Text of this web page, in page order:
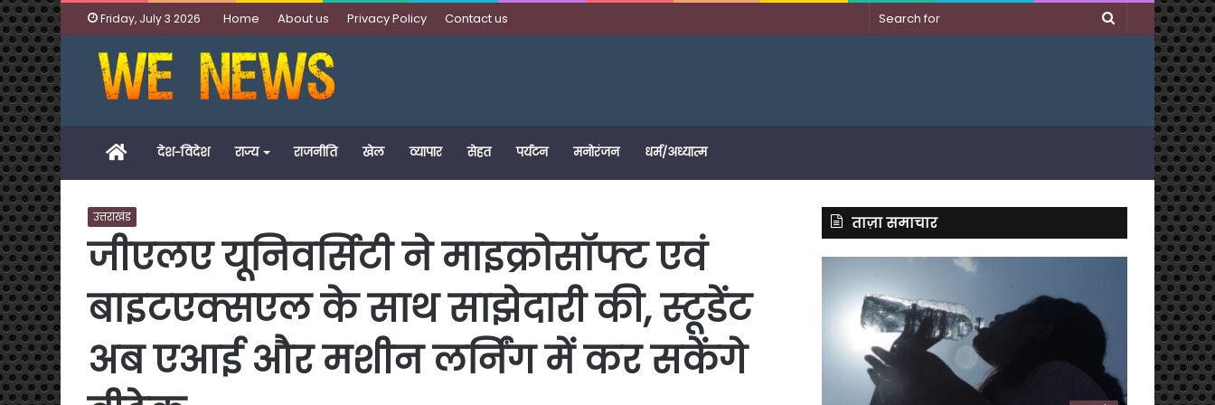
Friday, July 3 2026 Home About us Privacy Policy Contact us
Search
Homeदेश-विदेश राज्य राजनीति खेल व्यापार सेहत पर्यटन मनोरंजन धर्म/अध्यात्म
उत्तराखंड
जीएलए यूनिवर्सिटी ने माइक्रोसॉफ्ट एवं
बाइटएक्सएल के साथ साझेदारी की, स्‍टूडेंट
अब एआई और मशीन लर्निंग में कर सकेंगे
ताज़ा समाचार